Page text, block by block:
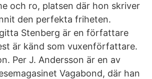
och ro, platsen där hon skriver
den perfekta friheten.
Stenberg är en författare
är känd som vuxenförfattare.
Per J. Andersson är en av
Vagabond, där han